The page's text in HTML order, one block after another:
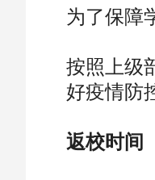
为了保障
按照上级
好疫情防
返校时间